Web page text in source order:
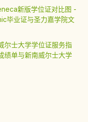
新版学位证对比图 -
毕业证与圣力嘉学院文
尔士大学学位证服务指
绩单与新南威尔士大学